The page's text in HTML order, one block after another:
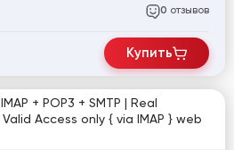
0 отзывов
Купить
+ POP3 + SMTP | Real
only { via IMAP } web